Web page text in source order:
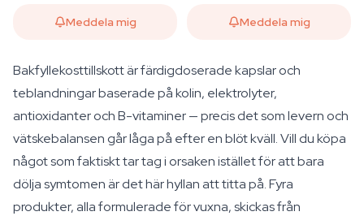
Meddela mig Meddela mig
Bakfyllekosttillskott är färdigdoserade kapslar och
teblandningar baserade på kolin, elektrolyter,
antioxidanter och B-vitaminer — precis det som levern och
vätskebalansen går låga på efter en blöt kväll. Vill du köpa
något som faktiskt tar tag i orsaken istället för att bara
dölja symtomen är det här hyllan att titta på. Fyra
produkter, alla formulerade för vuxna, skickas från